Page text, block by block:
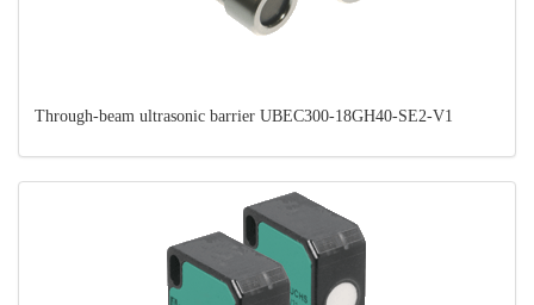
Through-beam ultrasonic barrier UBEC300-18GH40-SE2-V1